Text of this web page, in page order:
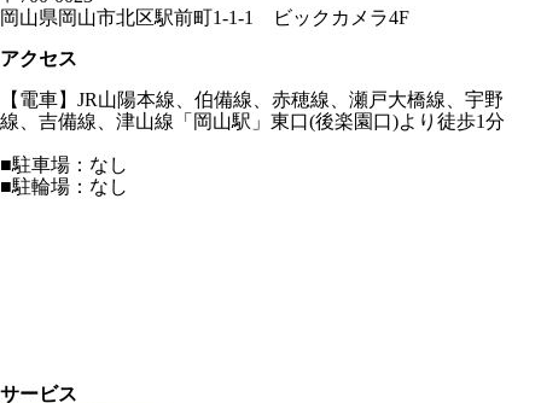
岡山県岡山市北区駅前町1-1-1 ビックカメラ4F
アクセス
【電車】JR山陽本線、伯備線、赤穂線、瀬戸大橋線、宇野
線、吉備線、津山線「岡山駅」東口(後楽園口)より徒歩1分
■駐車場：なし
■駐輪場：なし
サービス